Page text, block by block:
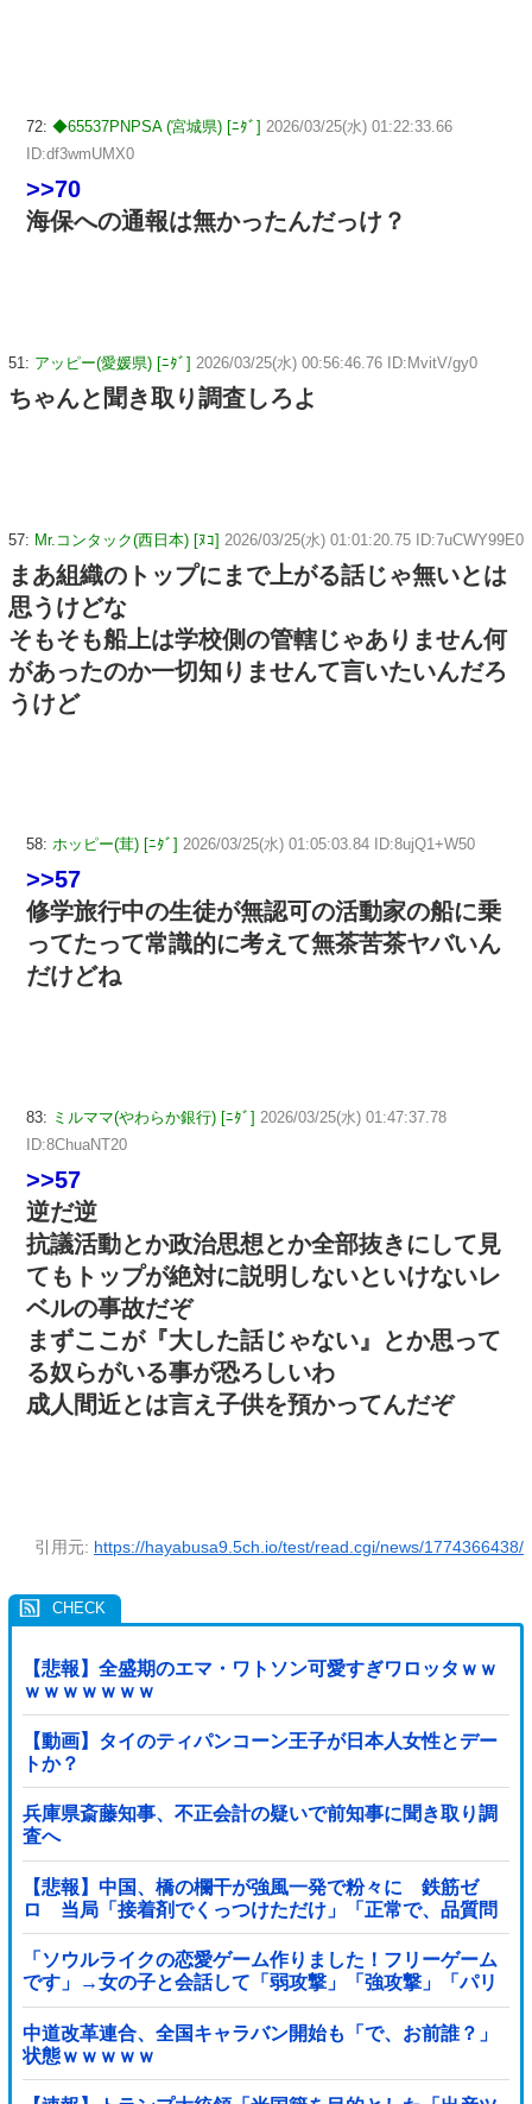
72: ◆65537PNPSA (宮城県) [ﾆﾀﾞ] 2026/03/25(水) 01:22:33.66
ID:df3wmUMX0
>>70
海保への通報は無かったんだっけ？
51: アッピー(愛媛県) [ﾆﾀﾞ] 2026/03/25(水) 00:56:46.76 ID:MvitV/gy0
ちゃんと聞き取り調査しろよ
57: Mr.コンタック(西日本) [ﾇｺ] 2026/03/25(水) 01:01:20.75 ID:7uCWY99E0
まあ組織のトップにまで上がる話じゃ無いとは
思うけどな
そもそも船上は学校側の管轄じゃありません何
があったのか一切知りませんて言いたいんだろ
うけど
58: ホッピー(茸) [ﾆﾀﾞ] 2026/03/25(水) 01:05:03.84 ID:8ujQ1+W50
>>57
修学旅行中の生徒が無認可の活動家の船に乗
ってたって常識的に考えて無茶苦茶ヤバいん
だけどね
83: ミルママ(やわらか銀行) [ﾆﾀﾞ] 2026/03/25(水) 01:47:37.78
ID:8ChuaNT20
>>57
逆だ逆
抗議活動とか政治思想とか全部抜きにして見
てもトップが絶対に説明しないといけないレ
ベルの事故だぞ
まずここが『大した話じゃない』とか思って
る奴らがいる事が恐ろしいわ
成人間近とは言え子供を預かってんだぞ
引用元: https://hayabusa9.5ch.io/test/read.cgi/news/1774366438/
【悲報】全盛期のエマ・ワトソン可愛すぎワロッタｗｗ
ｗｗｗｗｗｗｗ
【動画】タイのティパンコーン王子が日本人女性とデー
トか？
兵庫県斎藤知事、不正会計の疑いで前知事に聞き取り調
査へ
【悲報】中国、橋の欄干が強風一発で粉々に 鉄筋ゼ
ロ 当局「接着剤でくっつけただけ」「正常で、品質問
題はない」
「ソウルライクの恋愛ゲーム作りました！フリーゲーム
です」→女の子と会話して「弱攻撃」「強攻撃」「パリ
ィ」「ローリング」を選ぶガチでダークソウルなんだが
ｗｗｗｗｗ他
中道改革連合、全国キャラバン開始も「で、お前誰？」
状態ｗｗｗｗｗ